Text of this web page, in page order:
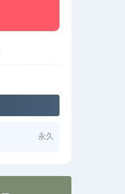
永久